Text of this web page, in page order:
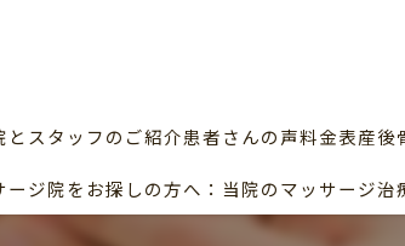
とスタッフのご紹介患者さんの声料金表産後
産
ージ院をお探しの方へ：当院のマッサージ治